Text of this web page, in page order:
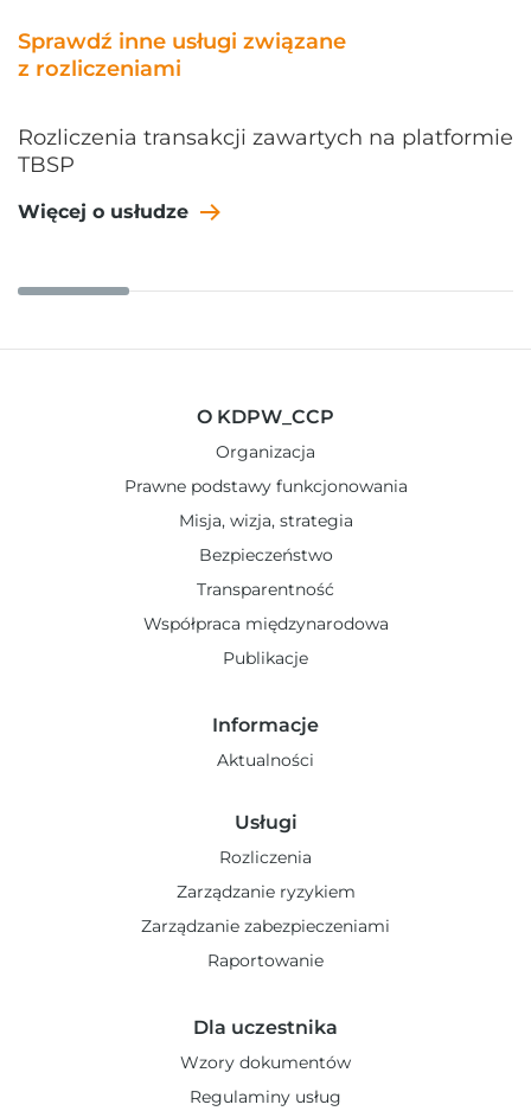
Sprawdź inne usługi związane
z rozliczeniami
Rozliczenia transakcji zawartych na platformie
TBSP
Więcej o usłudze
O KDPW_CCP
Organizacja
Prawne podstawy funkcjonowania
Misja, wizja, strategia
Bezpieczeństwo
Transparentność
Współpraca międzynarodowa
Publikacje
Informacje
Aktualności
Usługi
Rozliczenia
Zarządzanie ryzykiem
Zarządzanie zabezpieczeniami
Raportowanie
Dla uczestnika
Wzory dokumentów
Regulaminy usług